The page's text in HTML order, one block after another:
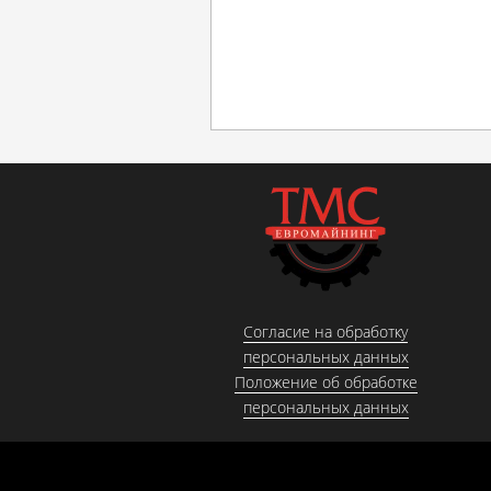
Согласие на обработку
персональных данных
Положение об обработке
персональных данных